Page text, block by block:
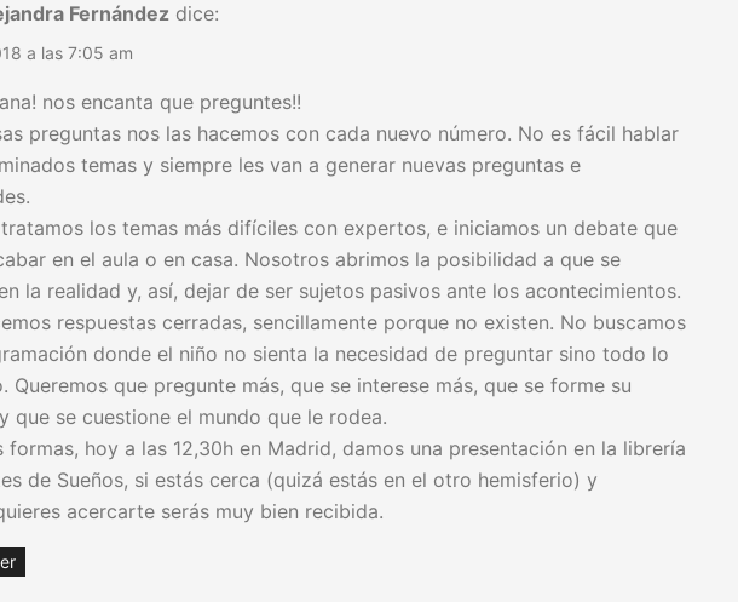
Fernández dice:
a las 7:05 am
nos encanta que preguntes!!
preguntas nos las hacemos con cada nuevo número. No es fácil hablar
temas y siempre les van a generar nuevas preguntas e
los temas más difíciles con expertos, e iniciamos un debate que
en el aula o en casa. Nosotros abrimos la posibilidad a que se
la realidad y, así, dejar de ser sujetos pasivos ante los acontecimientos.
respuestas cerradas, sencillamente porque no existen. No buscamos
donde el niño no sienta la necesidad de preguntar sino todo lo
Queremos que pregunte más, que se interese más, que se forme su
que se cuestione el mundo que le rodea.
formas, hoy a las 12,30h en Madrid, damos una presentación en la librería
de Sueños, si estás cerca (quizá estás en el otro hemisferio) y
acercarte serás muy bien recibida.